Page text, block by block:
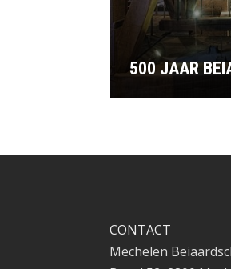
500 JAAR
CONTACT
Mechelen